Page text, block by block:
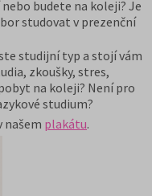
budete na koleji? Je
studovat v prezenční
studijní typ a stojí vám
zkoušky, stres,
na koleji? Není pro
studium?
našem plakátu.